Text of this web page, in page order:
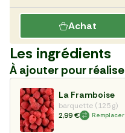
Achat
Les ingrédients
À ajouter pour
La Framboise
barquette (125 g)
2,99 €
Remplacer